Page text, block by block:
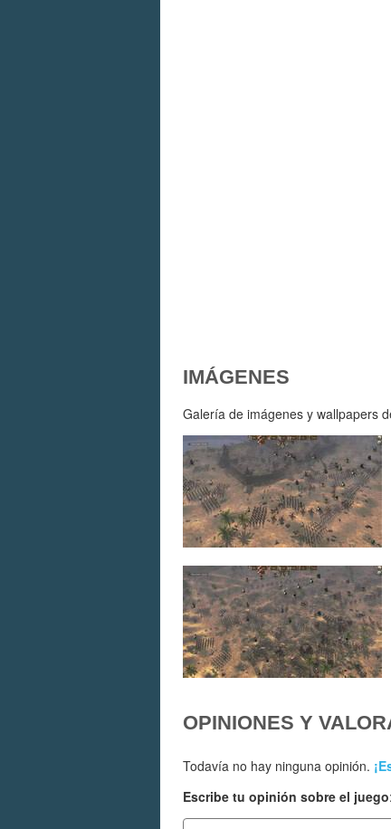
IMÁGENES
Galería de imágenes y wallpapers
OPINIONES Y
Todavía no hay ninguna opinión.
Escribe tu opinión sobre el juego: